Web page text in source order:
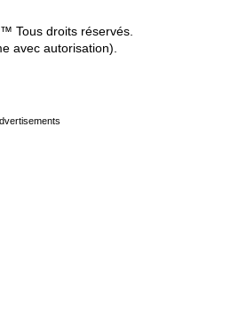
Tous droits réservés.
avec autorisation).